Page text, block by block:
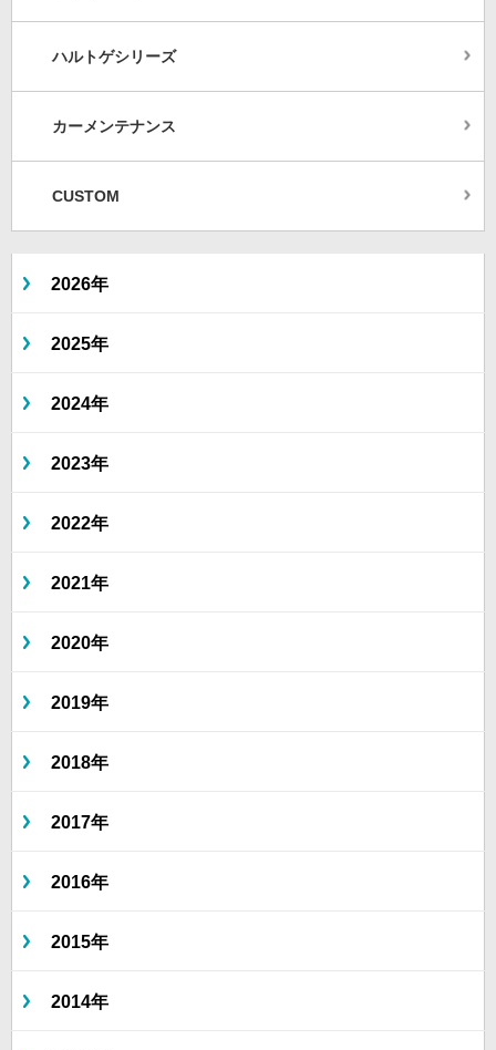
ハルトゲシリーズ
カーメンテナンス
CUSTOM
2026年
2025年
2024年
2023年
2022年
2021年
2020年
2019年
2018年
2017年
2016年
2015年
2014年